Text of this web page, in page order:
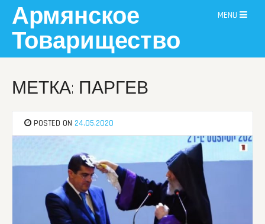
content
Армянское
Товарищество
MENU
МЕТКА: ПАРГЕВ
POSTED ON 24.05.2020